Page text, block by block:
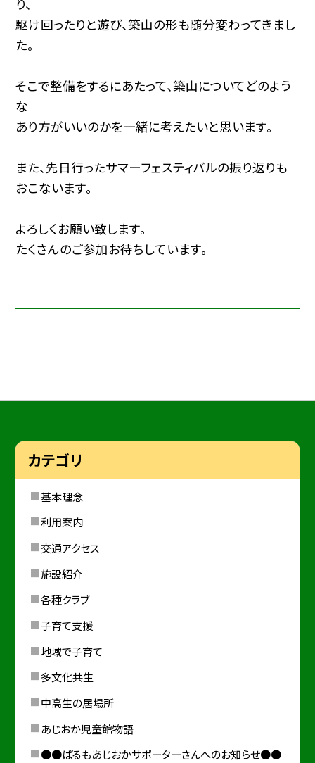
り、
駆け回ったりと遊び、築山の形も随分変わってきまし
た。
そこで整備をするにあたって、築山についてどのよう
な
あり方がいいのかを一緒に考えたいと思います。
また、先日行ったサマーフェスティバルの振り返りも
おこないます。
よろしくお願い致します。
たくさんのご参加お待ちしています。
カテゴリ
基本理念
利用案内
交通アクセス
施設紹介
各種クラブ
子育て支援
地域で子育て
多文化共生
中高生の居場所
あじおか児童館物語
●●ぱるもあじおかサポーターさんへのお知らせ●●